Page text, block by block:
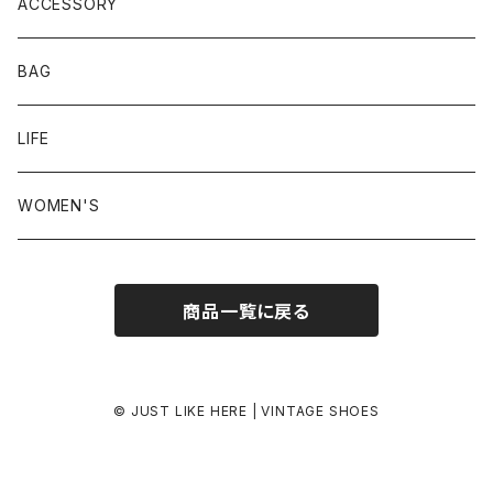
24.0-24.5 cm
24.5-25.0 cm
25.0-25.5 cm
26.0-26.5 cm
26.5-27.0 cm
ACCESSORY
BAG
LIFE
WOMEN'S
商品一覧に戻る
© JUST LIKE HERE | VINTAGE SHOES